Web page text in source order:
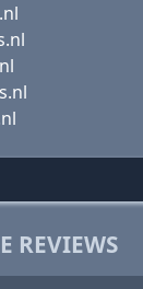
REVIEWS